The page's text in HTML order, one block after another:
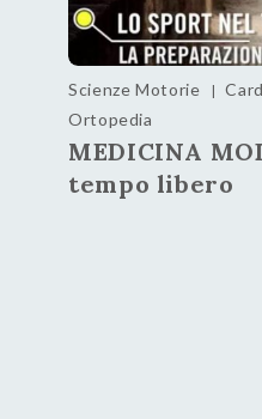
Scienze Motorie |
Ortopedia
MEDICINA
tempo libero